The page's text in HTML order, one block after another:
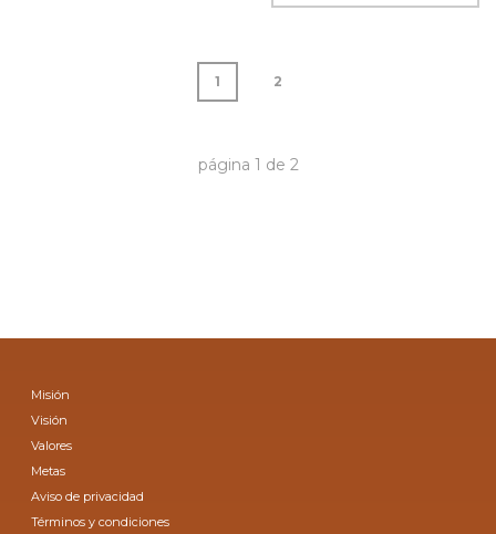
1 2
página 1 de 2
Misión
Visión
Valores
Metas
Aviso de privacidad
Términos y condiciones